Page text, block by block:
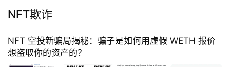
NFT欺诈
NFT 空投新骗局揭秘：骗子是如何用虚假 WETH 报价
想盗取你的资产的？